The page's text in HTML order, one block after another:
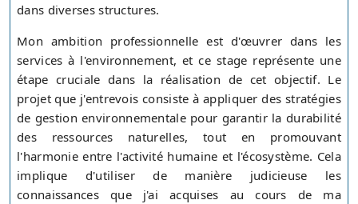
dans diverses structures.
Mon ambition professionnelle est d'œuvrer dans les
services à l'environnement, et ce stage représente une
étape cruciale dans la réalisation de cet objectif. Le
projet que j'entrevois consiste à appliquer des stratégies
de gestion environnementale pour garantir la durabilité
des ressources naturelles, tout en promouvant
l'harmonie entre l'activité humaine et l'écosystème. Cela
implique d'utiliser de manière judicieuse les
connaissances que j'ai acquises au cours de ma